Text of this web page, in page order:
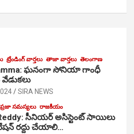
ట్రేండింగ్ వార్తలు తాజా వార్తలు తెలంగాణ
ఘ‌నంగా సోనియా గాంధీ
SIRA NEWS
ప్రజా సమస్యలు రాజకీయం
సీనియర్ అసిస్టెంట్ సాయిలు
రద్దు చేయాలి…